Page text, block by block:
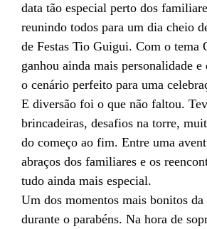
data tão especial perto dos
reunindo todos para um dia cheio
de Festas Tio Guigui. Com o tema
ganhou ainda mais personalidade
o cenário perfeito para uma
E diversão foi o que não faltou.
brincadeiras, desafios na torre,
do começo ao fim. Entre uma
abraços dos familiares e os
tudo ainda mais especial.
Um dos momentos mais bonitos da
durante o parabéns. Na hora de